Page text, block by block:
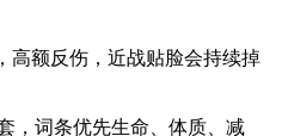
高额反伤，近战贴脸会持续掉
，词条优先生命、体质、减